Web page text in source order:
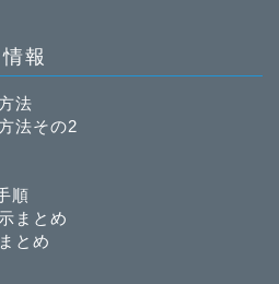
報
法
法その2
順
まとめ
とめ